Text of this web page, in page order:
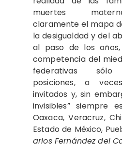
muertes
claramente el mapa
la desigualdad y del
al paso de los
competencia del
federativas sólo
posiciones, a
invitados y, sin
invisibles” siempre
Oaxaca, Veracruz,
Estado de México,
arlos Fernández del